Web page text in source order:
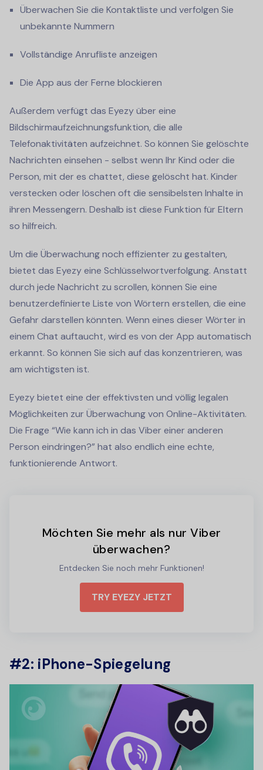
Überwachen Sie die Kontaktliste und verfolgen Sie
unbekannte Nummern
Vollständige Anrufliste anzeigen
Die App aus der Ferne blockieren
Außerdem verfügt das Eyezy über eine
Bildschirmaufzeichnungsfunktion, die alle
Telefonaktivitäten aufzeichnet. So können Sie gelöschte
Nachrichten einsehen - selbst wenn Ihr Kind oder die
Person, mit der es chattet, diese gelöscht hat. Kinder
verstecken oder löschen oft die sensibelsten Inhalte in
ihren Messengern. Deshalb ist diese Funktion für Eltern
so hilfreich.
Um die Überwachung noch effizienter zu gestalten,
bietet das Eyezy eine Schlüsselwortverfolgung. Anstatt
durch jede Nachricht zu scrollen, können Sie eine
benutzerdefinierte Liste von Wörtern erstellen, die eine
Gefahr darstellen könnten. Wenn eines dieser Wörter in
einem Chat auftaucht, wird es von der App automatisch
erkannt. So können Sie sich auf das konzentrieren, was
am wichtigsten ist.
Eyezy bietet eine der effektivsten und völlig legalen
Möglichkeiten zur Überwachung von Online-Aktivitäten.
Die Frage “Wie kann ich in das Viber einer anderen
Person eindringen?” hat also endlich eine echte,
funktionierende Antwort.
Möchten Sie mehr als nur Viber
überwachen?
Entdecken Sie noch mehr Funktionen!
TRY EYEZY JETZT
#2: iPhone-Spiegelung